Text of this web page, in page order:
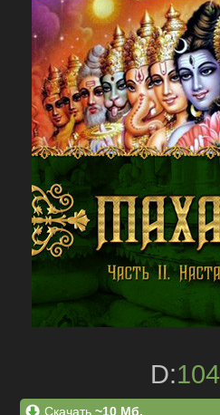
D:
Скачать ~10 Мб.